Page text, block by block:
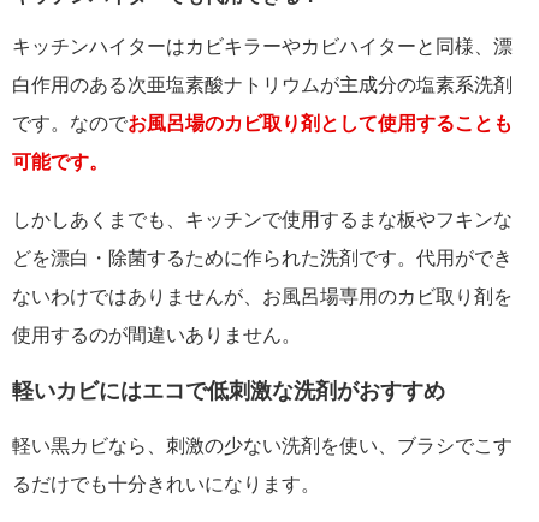
キッチンハイターはカビキラーやカビハイターと同様、漂
白作用のある次亜塩素酸ナトリウムが主成分の塩素系洗剤
です。なのでお風呂場のカビ取り剤として使用することも
可能です。
しかしあくまでも、キッチンで使用するまな板やフキンな
どを漂白・除菌するために作られた洗剤です。代用ができ
ないわけではありませんが、お風呂場専用のカビ取り剤を
使用するのが間違いありません。
軽いカビにはエコで低刺激な洗剤がおすすめ
軽い黒カビなら、刺激の少ない洗剤を使い、ブラシでこす
るだけでも十分きれいになります。